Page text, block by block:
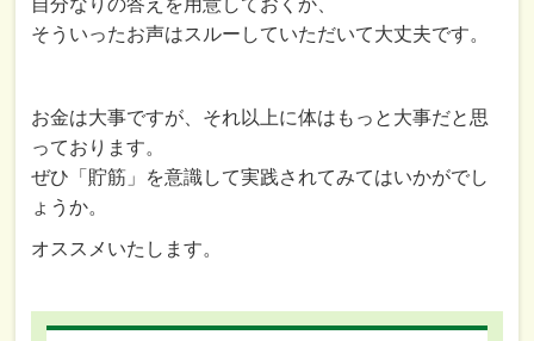
そういったお声はスルーしていただいて大丈夫です。
お金は大事ですが、それ以上に体はもっと大事だと思
っております。
ぜひ「貯筋」を意識して実践されてみてはいかがでし
ょうか。
オススメいたします。